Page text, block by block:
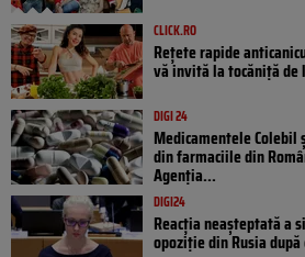
CLICK.RO
Rețete rapide
vă invită la tocăniță
DIGI 24
Medicamentele
din farmaciile din
Agenția...
DIGI24
Reacția neașteptată a
opoziţie din Rusia